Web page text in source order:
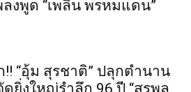
ลงพูด “เพลิน พรหมแดน”
“อุ้ม สุรชาติ” ปลุกตำนาน
ดยิ่งใหญ่รำลึก 96 ปี “สุรพล